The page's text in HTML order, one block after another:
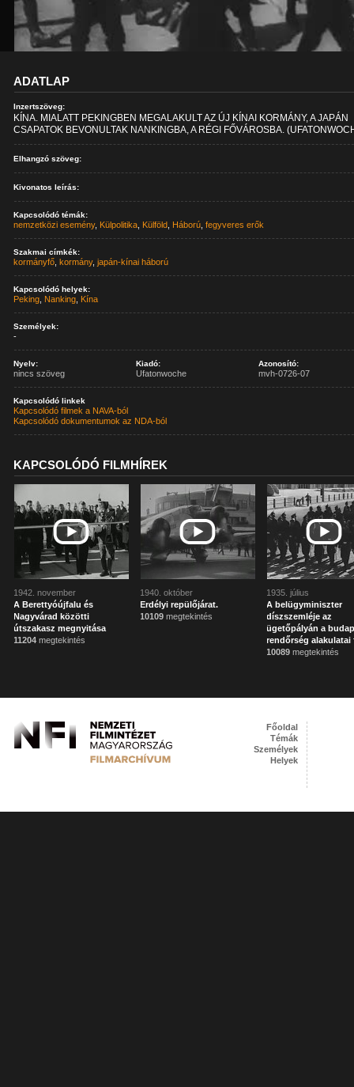
ADATLAP
Inzertszöveg:
KÍNA. MIALATT PEKINGBEN MEGALAKULT AZ ÚJ KÍNAI KORMÁNY, A JAPÁN
CSAPATOK BEVONULTAK NANKINGBA, A RÉGI FŐVÁROSBA.
Elhangzó szöveg:
Kivonatos leírás:
Kapcsolódó témák:
nemzetközi esemény, Külpolitika Külföld Háború ,fegyveres erők
Szakmai címkék:
kormányfő ,kormány,japán-kínai háború
Kapcsolódó helyek:
Peking Nanking Kína
Személyek:
-
Nyelv:
nincs szöveg
Kiadó:
Ufatonwoche
Azonosító:
mvh-0726-07
Kapcsolódó linkek
Kapcsolódó filmek a NAVA-ból
Kapcsolódó dokumentumok az NDA-ból
KAPCSOLÓDÓ FILMHÍREK
1942. november
A Berettyóújfalu és
Nagyvárad közötti
útszakasz megnyitása
11204 megtekintés
1940. október
Erdélyi repülőjárat.
10109 megtekintés
1935. július
A belügyminiszter
díszszemléje az
ügetőpályán a
rendőrség alakulatai
10089 megtekintés
Főoldal
Témák
Személyek
Helyek